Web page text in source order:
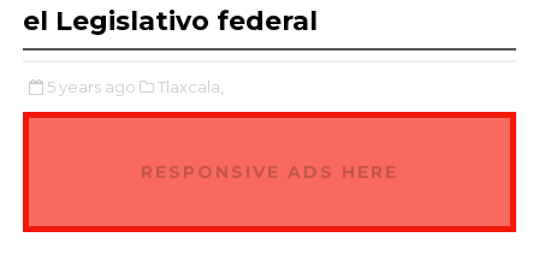
el Legislativo federal
5 years ago Tlaxcala,
RESPONSIVE ADS HERE